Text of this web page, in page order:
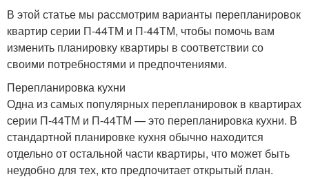
В этой статье мы рассмотрим варианты перепланировок
квартир серии П-44ТМ и П-44ТМ, чтобы помочь вам
изменить планировку квартиры в соответствии со
своими потребностями и предпочтениями.
Перепланировка кухни
Одна из самых популярных перепланировок в квартирах
серии П-44ТМ и П-44ТМ — это перепланировка кухни. В
стандартной планировке кухня обычно находится
отдельно от остальной части квартиры, что может быть
неудобно для тех, кто предпочитает открытый план.